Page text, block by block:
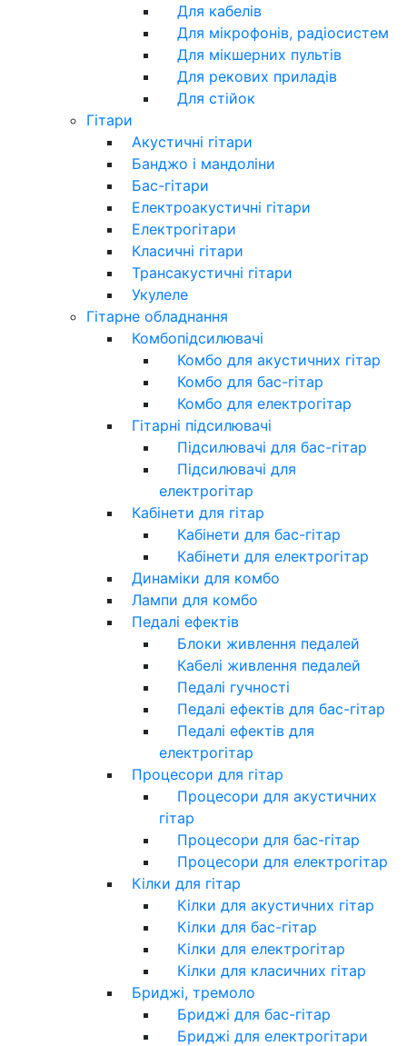
Для кабелів
Для мікрофонів, радіосистем
Для мікшерних пультів
Для рекових приладів
Для стійок
Гітари
Акустичні гітари
Банджо і мандоліни
Бас-гітари
Електроакустичні гітари
Електрогітари
Класичні гітари
Трансакустичні гітари
Укулеле
Гітарне обладнання
Комбопідсилювачі
Комбо для акустичних гітар
Комбо для бас-гітар
Комбо для електрогітар
Гітарні підсилювачі
Підсилювачі для бас-гітар
Підсилювачі для
електрогітар
Кабінети для гітар
Кабінети для бас-гітар
Кабінети для електрогітар
Динаміки для комбо
Лампи для комбо
Педалі ефектів
Блоки живлення педалей
Кабелі живлення педалей
Педалі гучності
Педалі ефектів для бас-гітар
Педалі ефектів для
електрогітар
Процесори для гітар
Процесори для акустичних
гітар
Процесори для бас-гітар
Процесори для електрогітар
Кілки для гітар
Кілки для акустичних гітар
Кілки для бас-гітар
Кілки для електрогітар
Кілки для класичних гітар
Бриджі, тремоло
Бриджі для бас-гітар
Бриджі для електрогітари